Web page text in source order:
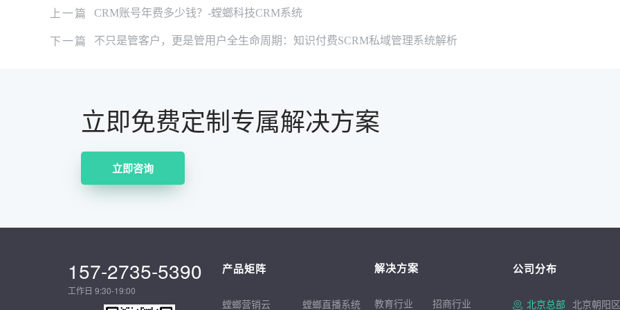
上一篇 CRM账号年费多少钱？-螳螂科技CRM系统
下一篇 不只是管客户，更是管用户全生命周期：知识付费SCRM私域管理系统解析
立即免费定制专属解决方案
立即咨询
157-2735-5390
工作日 9:30-19:00
产品矩阵
螳螂营销云 螳螂直播系统
解决方案
教育行业 招商行业
公司分布
北京总部 北京朝阳